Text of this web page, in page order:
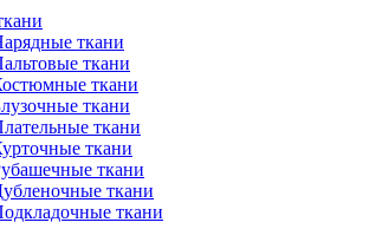
ткани
ткани
ткани
ткани
ткани
ткани
ткани
ткани
ткани